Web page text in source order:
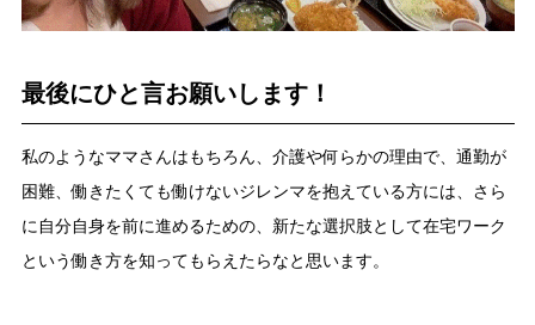
最後にひと言お願いします！
私のようなママさんはもちろん、介護や何らかの理由で、通勤が
困難、働きたくても働けないジレンマを抱えている方には、さら
に自分自身を前に進めるための、新たな選択肢として在宅ワーク
という働き方を知ってもらえたらなと思います。